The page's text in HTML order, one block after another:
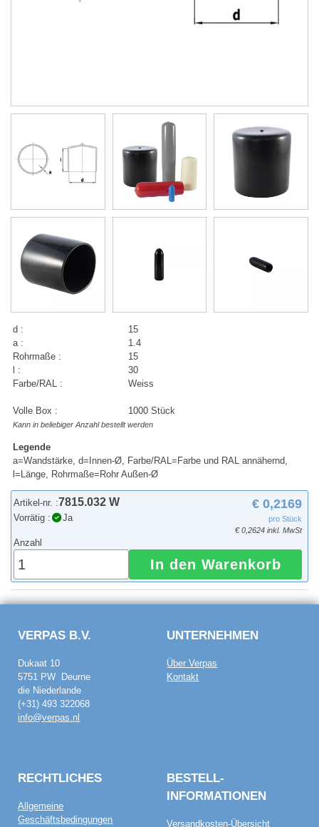
d :
15
a :
1.4
Rohrmaße :
15
l :
30
Farbe/RAL :
Weiss
Volle Box : 1000 Stück
Kann in beliebiger Anzahl bestellt werden
Legende
a=Wandstärke, d=Innen-Ø, Farbe/RAL=Farbe und RAL annähernd,
l=Länge, Rohrmaße=Rohr Außen-Ø
Artikel-nr. :7815.032 W
Vorrätig : Ja
€ 0,2169
pro Stück
€ 0,2624 inkl. MwSt
Anzahl
In den Warenkorb
VERPAS B.V.
Dukaat 10
5751 PW Deurne
die Niederlande
(+31) 493 322068
info@verpas.nl
UNTERNEHMEN
Über Verpas
Kontakt
RECHTLICHES
Allgemeine
Geschäftsbedingungen
BESTELL­
INFORMATIONEN
Versandkosten-Übersicht